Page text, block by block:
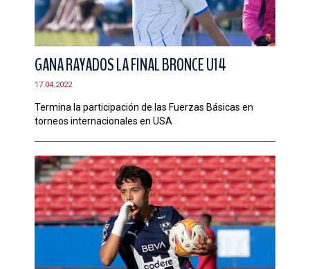
GANA RAYADOS LA FINAL BRONCE U14
17.04.2022
Termina la participación de las Fuerzas Básicas en
torneos internacionales en USA